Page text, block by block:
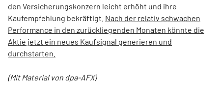
den Versicherungskonzern leicht erhöht und ihre
Kaufempfehlung bekräftigt. Nach der relativ schwachen
Performance in den zurückliegenden Monaten könnte die
Aktie jetzt ein neues Kaufsignal generieren und
durchstarten.
(Mit Material von dpa-AFX)